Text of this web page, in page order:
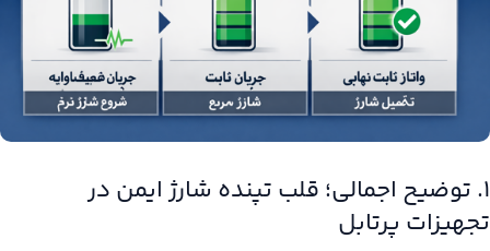
۱. توضیح اجمالی؛ قلب تپنده شارژ ایمن در
تجهیزات پرتابل